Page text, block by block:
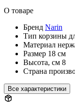
О товаре
Бренд Narin
Тип корзины
Материал
Размер 18 см
Высота, см 8
Страна
Все характеристики